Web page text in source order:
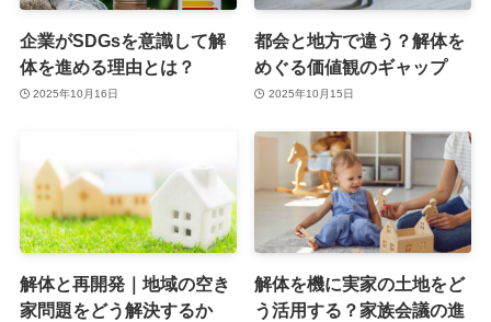
企業がSDGsを意識して解
体を進める理由とは？
2025年10月16日
都会と地方で違う？解体を
めぐる価値観のギャップ
2025年10月15日
解体と再開発｜地域の空き
家問題をどう解決するか
解体を機に実家の土地をど
う活用する？家族会議の進